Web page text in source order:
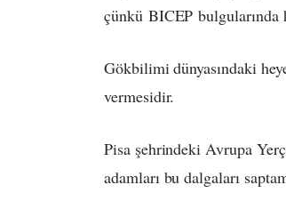
çünkü BICEP bulgularında
Gökbilimi dünyasındaki
vermesidir.
Pisa şehrindeki Avrupa
adamları bu dalgaları